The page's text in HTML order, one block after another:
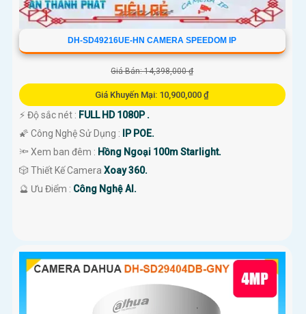
DH-SD49216UE-HN CAMERA SPEEDOM IP
Giá Bán: 14,398,000 ₫
Giá Khuyến Mại: 10,900,000 ₫
️⚡ Độ sắc nét : FULL HD 1080P .
🌠 Công Nghệ Sử Dụng :
IP POE.
🔦 Xem ban đêm : Hồng Ngoại 100m Starlight.
🎲 Thiết Kế Camera Xoay 360.
️🔮 Ưu Điểm : Công Nghệ AI.